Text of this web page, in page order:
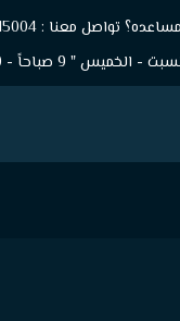
تواصل معنا : 01000015004
- الخميس " 9 صباحاً - 10مساءاً"